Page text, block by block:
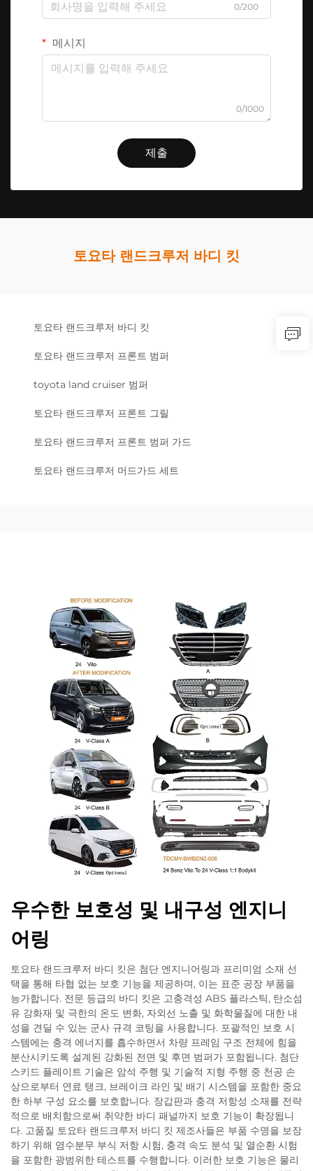
0/200
메시지
0/1000
제출
토요타 랜드크루저 바디 킷
토요타 랜드크루저 바디 킷
토요타 랜드크루저 프론트 범퍼
toyota land cruiser 범퍼
토요타 랜드크루저 프론트 그릴
토요타 랜드크루저 프론트 범퍼 가드
토요타 랜드크루저 머드가드 세트
우수한 보호성 및 내구성 엔지니
어링
토요타 랜드크루저 바디 킷은 첨단 엔지니어링과 프리미엄 소재 선
택을 통해 타협 없는 보호 기능을 제공하며, 이는 표준 공장 부품을
능가합니다. 전문 등급의 바디 킷은 고충격성 ABS 플라스틱, 탄소섬
유 강화재 및 극한의 온도 변화, 자외선 노출 및 화학물질에 대한 내
성을 견딜 수 있는 군사 규격 코팅을 사용합니다. 포괄적인 보호 시
스템에는 충격 에너지를 흡수하면서 차량 프레임 구조 전체에 힘을
분산시키도록 설계된 강화된 전면 및 후면 범퍼가 포함됩니다. 첨단
스키드 플레이트 기술은 암석 주행 및 기술적 지형 주행 중 천공 손
상으로부터 연료 탱크, 브레이크 라인 및 배기 시스템을 포함한 중요
한 하부 구성 요소를 보호합니다. 장갑판과 충격 저항성 소재를 전략
적으로 배치함으로써 취약한 바디 패널까지 보호 기능이 확장됩니
다. 고품질 토요타 랜드크루저 바디 킷 제조사들은 부품 수명을 보장
하기 위해 염수분무 부식 저항 시험, 충격 속도 분석 및 열순환 시험
을 포함한 광범위한 테스트를 수행합니다. 이러한 보호 기능은 물리